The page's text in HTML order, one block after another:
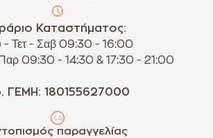
Καταστήματος:
- Τετ - Σαβ 09:30 - 16:00
09:30 - 14:30 & 17:30 - 21:00
ΓΕΜΗ: 180155627000
παραγγελίας